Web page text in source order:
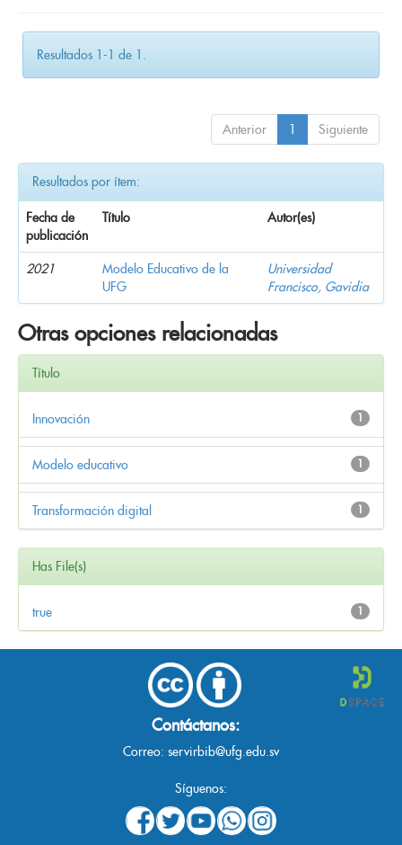
Resultados 1-1 de 1.
Anterior 1 Siguiente
Resultados por ítem:
Fecha de
publicación
Título Autor(es)
2021
Modelo Educativo de la
UFG
Universidad
Francisco, Gavidia
Otras opciones relacionadas
Título
1
Innovación
1
Modelo educativo
1
Transformación digital
Has File(s)
1
true
Contáctanos:
Correo: servirbib@ufg.edu.sv
Síguenos: